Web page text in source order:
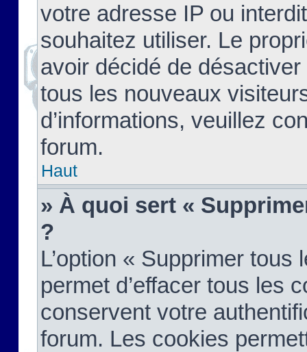
votre adresse IP ou
souhaitez utiliser. Le
avoir décidé de
tous les nouveaux
d’informations, veuillez
forum.
Haut
» À quoi sert «
?
L’option « Supprimer
permet d’effacer tous les
conservent votre
forum. Les cookies